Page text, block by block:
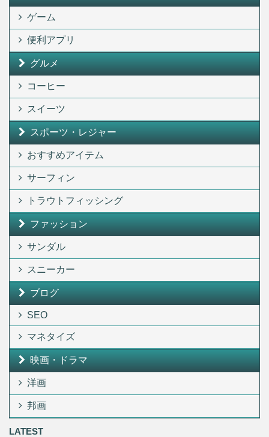
ゲーム
便利アプリ
グルメ
コーヒー
スイーツ
スポーツ・レジャー
おすすめアイテム
サーフィン
トラウトフィッシング
ファッション
サンダル
スニーカー
ブログ
SEO
マネタイズ
映画・ドラマ
洋画
邦画
LATEST